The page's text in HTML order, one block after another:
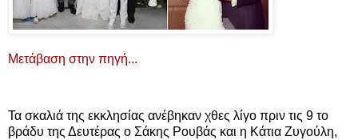
Μετάβαση στην πηγή...
Τα σκαλιά της εκκλησίας ανέβηκαν χθες λίγο πριν τις 9 το
βράδυ της Δευτέρας ο Σάκης Ρουβάς και η Κάτια Ζυγούλη,